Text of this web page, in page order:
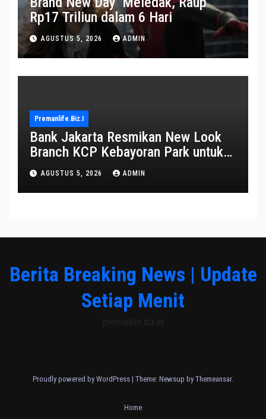
Rp17 Triliun dalam 6 Hari
AGUSTUS 5, 2026 ADMIN
Premanlife.biz.i
Bank Jakarta Resmikan New Look
Branch KCP Kebayoran Park untuk
Transformasi Layanan
AGUSTUS 5, 2026 ADMIN
Berita Breaking News | Update
Setiap Menit
premanlife.biz.id
Proudly powered by WordPress | Theme: Newsup by Themeansar.
Home